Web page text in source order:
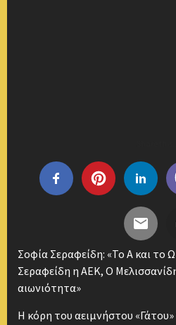
Σοφία Σεραφείδη: «Το Α και το Ω
Σεραφείδη η ΑΕΚ, Ο
αιωνιότητα»
Η κόρη του αειμνήστου